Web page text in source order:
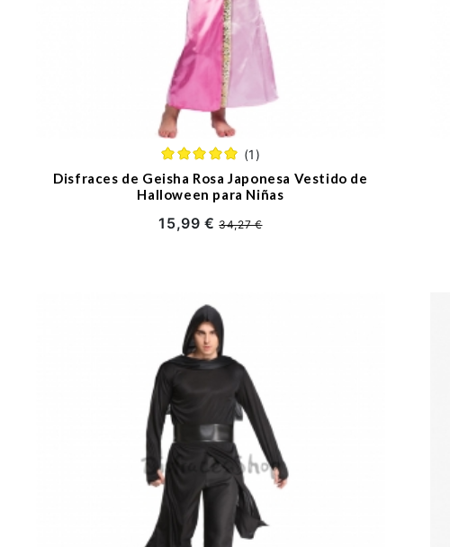
(1)
Disfraces de Geisha Rosa Japonesa Vestido de
Halloween para Niñas
15,99 €34,27 €